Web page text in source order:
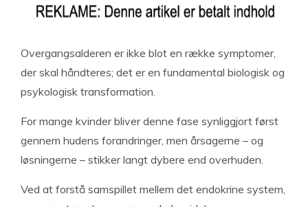
Overgangsalderen er ikke blot en række symptomer,
der skal håndteres; det er en fundamental biologisk og
psykologisk transformation.
For mange kvinder bliver denne fase synliggjort først
gennem hudens forandringer, men årsagerne – og
løsningerne – stikker langt dybere end overhuden.
Ved at forstå samspillet mellem det endokrine system,